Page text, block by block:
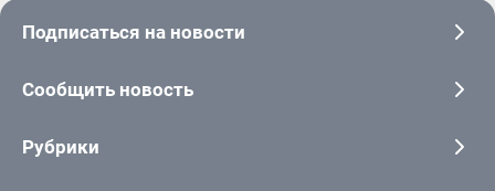
Подписаться на новости
Сообщить новость
Рубрики